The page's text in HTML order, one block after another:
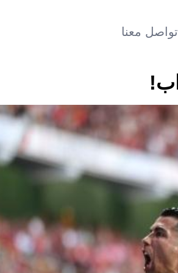
تواصل معنا